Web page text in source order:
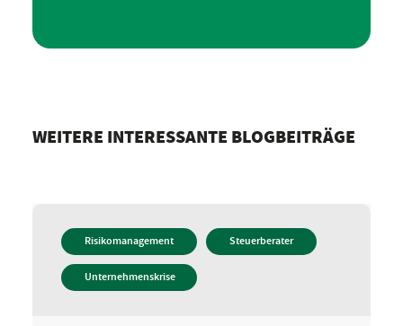
WEITERE INTERESSANTE BLOGBEITRÄGE
Risikomanagement Steuerberater
Unternehmenskrise